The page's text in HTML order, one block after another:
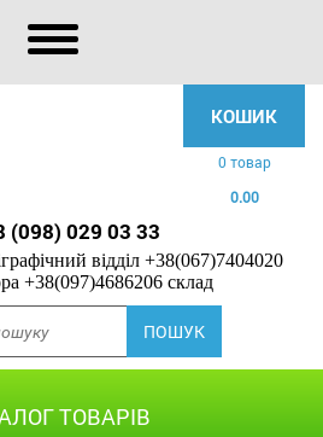
КОШИК
0 товар
0.00
(098) 029 03 33
відділ +38(067)7404020
+38(097)4686206 склад
ТОВАРІВ